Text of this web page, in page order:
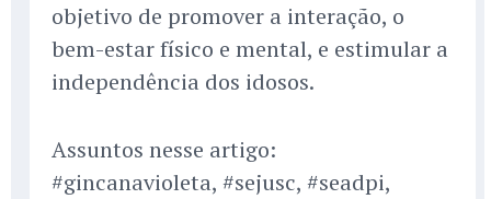
objetivo de promover a interação, o
bem-estar físico e mental, e estimular a
independência dos idosos.
Assuntos nesse artigo:
#gincanavioleta, #sejusc, #seadpi,